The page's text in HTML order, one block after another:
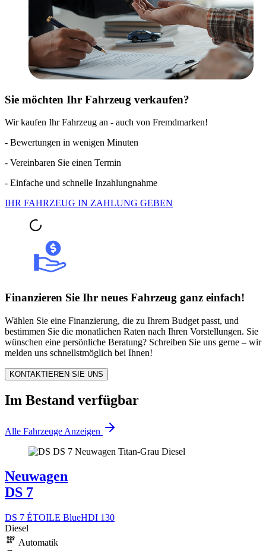
Sie möchten Ihr Fahrzeug verkaufen?
Wir kaufen Ihr Fahrzeug an - auch von Fremdmarken!
- Bewertungen in wenigen Minuten
- Vereinbaren Sie einen Termin
- Einfache und schnelle Inzahlungnahme
IHR FAHRZEUG IN ZAHLUNG GEBEN
Finanzieren Sie Ihr neues Fahrzeug ganz einfach!
Wählen Sie eine Finanzierung, die zu Ihrem Budget passt, und
bestimmen Sie die monatlichen Raten nach Ihren Vorstellungen. Sie
wünschen eine persönliche Beratung? Schreiben Sie uns gerne – wir
melden uns schnellstmöglich bei Ihnen!
KONTAKTIEREN SIE UNS
Im Bestand verfügbar
Alle Fahrzeuge Anzeigen
Neuwagen
DS 7
DS 7 ÉTOILE BlueHDI 130
Diesel
Automatik